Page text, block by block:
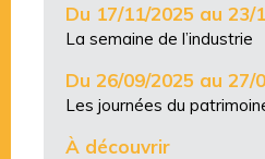
Du 17/11/2025 au 23/
La semaine de l’industrie
Du 26/09/2025 au 27/
Les journées du
À découvrir